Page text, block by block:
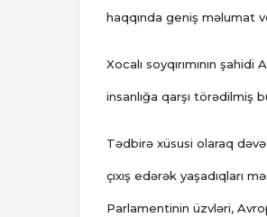
haqqında geniş məlumat
Xocalı soyqırımının şahidi
insanlığa qarşı törədilmiş
Tədbirə xüsusi olaraq
çıxış edərək yaşadıqları
Parlamentinin üzvləri,